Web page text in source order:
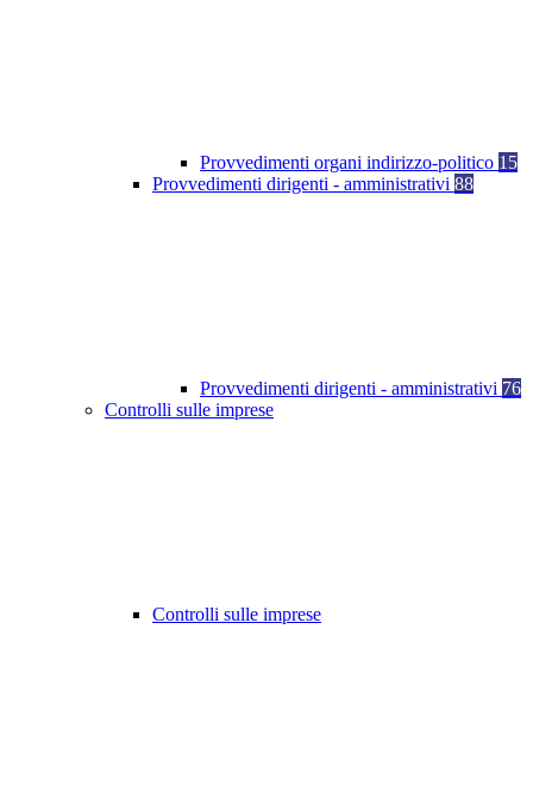
Provvedimenti organi indirizzo-politico 15
Provvedimenti dirigenti - amministrativi 88
Provvedimenti dirigenti - amministrativi 76
Controlli sulle imprese
Controlli sulle imprese